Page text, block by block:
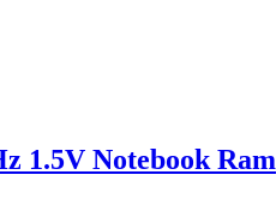
1.5V Notebook Ram